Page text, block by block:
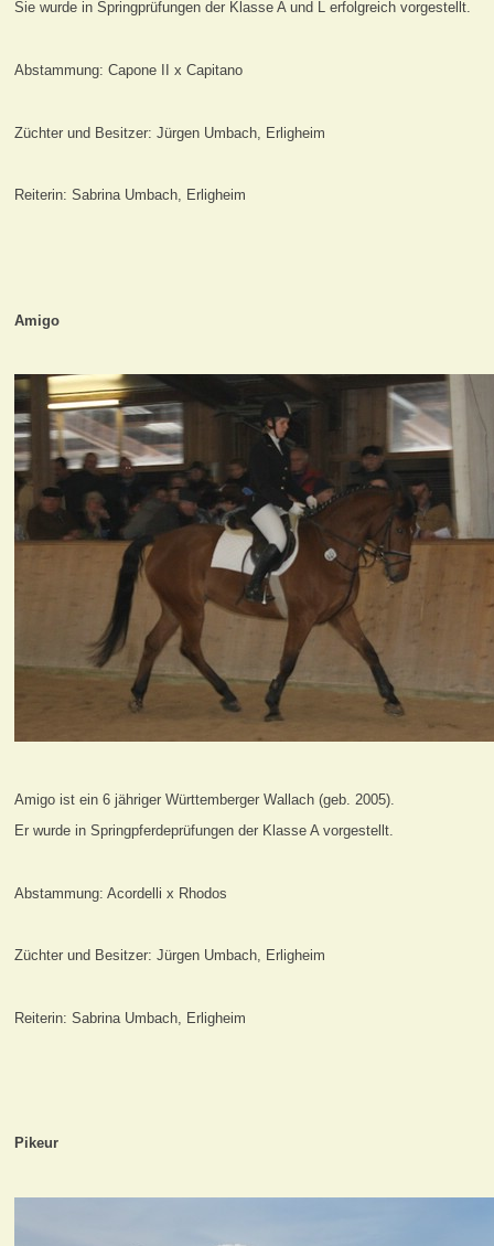
Sie wurde in Springprüfungen der Klasse A und L erfolgreich vorgestellt.
Abstammung: Capone II x Capitano
Züchter und Besitzer: Jürgen Umbach, Erligheim
Reiterin: Sabrina Umbach, Erligheim
Amigo
Amigo ist ein 6 jähriger Württemberger Wallach (geb. 2005).
Er wurde in Springpferdeprüfungen der Klasse A vorgestellt.
Abstammung: Acordelli x Rhodos
Züchter und Besitzer: Jürgen Umbach, Erligheim
Reiterin: Sabrina Umbach, Erligheim
Pikeur